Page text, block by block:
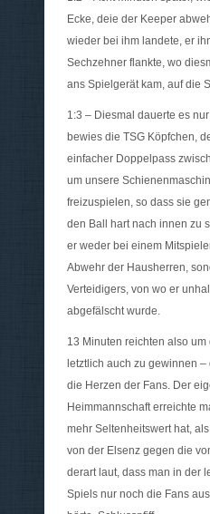
Ecke, deie der Keeper
wieder bei ihm landete, er
Sechzehner flankte, wo
ans Spielgerät kam, auf die
1:3 – Diesmal dauerte es
bewies die TSG Köpfchen,
einfacher Doppelpass
um unsere
freizuspielen, so dass sie
den Ball hart nach innen zu
er weder bei einem
Abwehr der Hausherren,
Verteidigers, von wo er
abgefälscht wurde.
13 Minuten reichten also
letztlich auch zu gewinnen
die Herzen der Fans. Der
Heimmannschaft erreichte
mehr Seltenheitswert hat,
von der Elsenz gegen die
derart laut, dass man in der
Spiels nur noch die Fans